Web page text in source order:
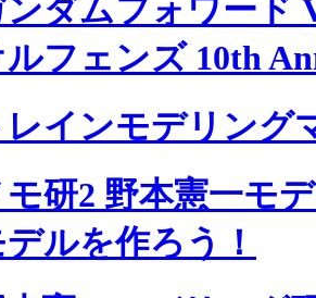
ンダムフォワード
ルフェンズ 10th
レインモデリング
モ研2 野本憲一モ
ルを作ろう！